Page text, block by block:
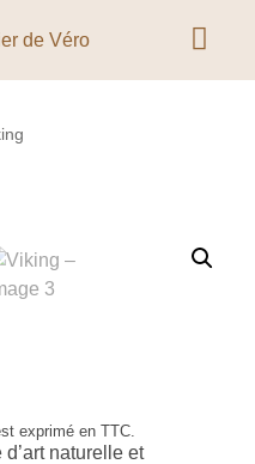
exprimé en TTC.
naturelle et